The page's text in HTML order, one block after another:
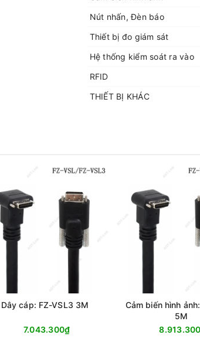
Nút nhấn, Đèn báo
Thiết bị đo giám sát
Hệ thống kiểm soát ra vào
RFID
THIẾT BỊ KHÁC
Dây cáp: FZ-VSL3 3M
7.043.300₫
Cảm biến hình
5M